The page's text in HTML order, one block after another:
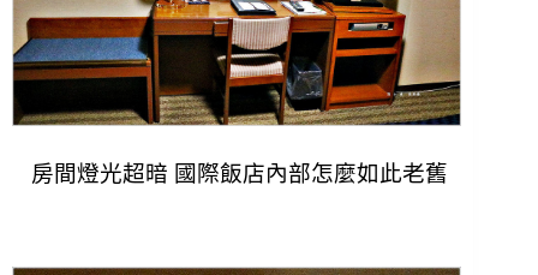
房間燈光超暗 國際飯店內部怎麼如此老舊